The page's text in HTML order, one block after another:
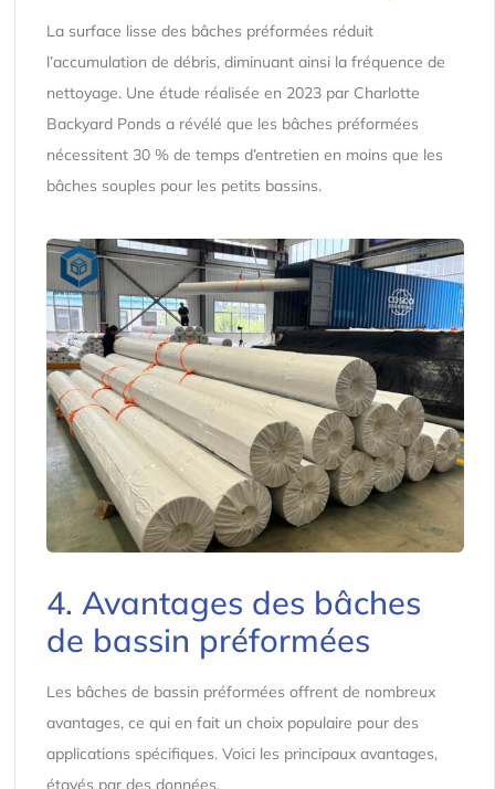
La surface lisse des bâches préformées réduit
l’accumulation de débris, diminuant ainsi la fréquence de
nettoyage. Une étude réalisée en 2023 par Charlotte
Backyard Ponds a révélé que les bâches préformées
nécessitent 30 % de temps d’entretien en moins que les
bâches souples pour les petits bassins.
4. Avantages des bâches
de bassin préformées
Les bâches de bassin préformées offrent de nombreux
avantages, ce qui en fait un choix populaire pour des
applications spécifiques. Voici les principaux avantages,
étayés par des données.